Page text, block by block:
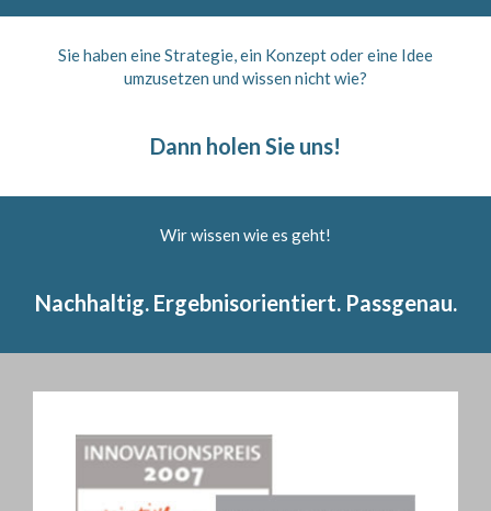
Sie haben eine Strategie, ein Konzept oder eine Idee
umzusetzen und wissen nicht wie?
Dann holen Sie uns!
Wir wissen wie es geht!
Nachhaltig. Ergebnisorientiert. Passgenau.